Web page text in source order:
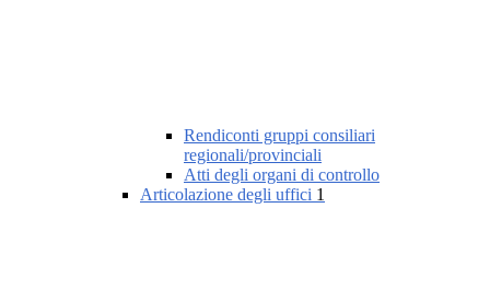
Rendiconti gruppi consiliari
regionali/provinciali
Atti degli organi di controllo
Articolazione degli uffici 1